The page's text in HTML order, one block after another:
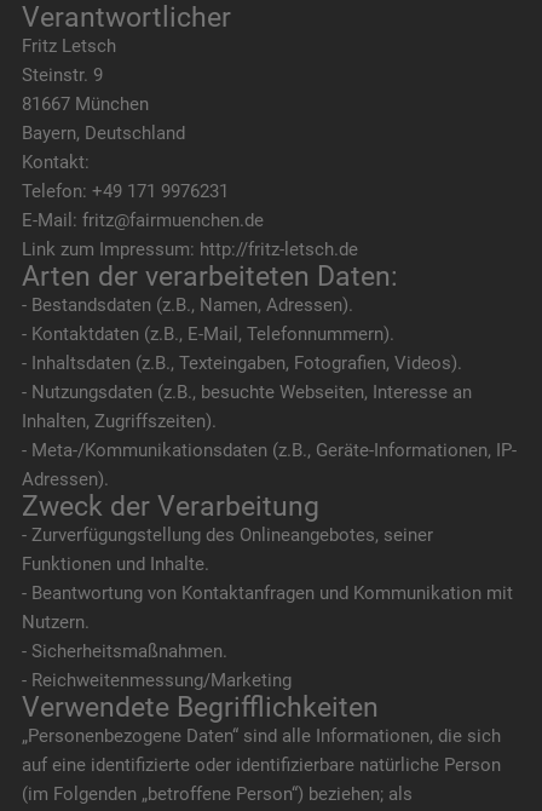
Verantwortlicher
Fritz Letsch
Steinstr. 9
81667 München
Bayern, Deutschland
Kontakt:
Telefon: +49 171 9976231
E-Mail: fritz@fairmuenchen.de
Link zum Impressum: http://fritz-letsch.de
Arten der verarbeiteten Daten:
- Bestandsdaten (z.B., Namen, Adressen).
- Kontaktdaten (z.B., E-Mail, Telefonnummern).
- Inhaltsdaten (z.B., Texteingaben, Fotografien, Videos).
- Nutzungsdaten (z.B., besuchte Webseiten, Interesse an
Inhalten, Zugriffszeiten).
- Meta-/Kommunikationsdaten (z.B., Geräte-Informationen, IP-
Adressen).
Zweck der Verarbeitung
- Zurverfügungstellung des Onlineangebotes, seiner
Funktionen und Inhalte.
- Beantwortung von Kontaktanfragen und Kommunikation mit
Nutzern.
- Sicherheitsmaßnahmen.
- Reichweitenmessung/Marketing
Verwendete Begrifflichkeiten
„Personenbezogene Daten“ sind alle Informationen, die sich
auf eine identifizierte oder identifizierbare natürliche Person
(im Folgenden „betroffene Person“) beziehen; als